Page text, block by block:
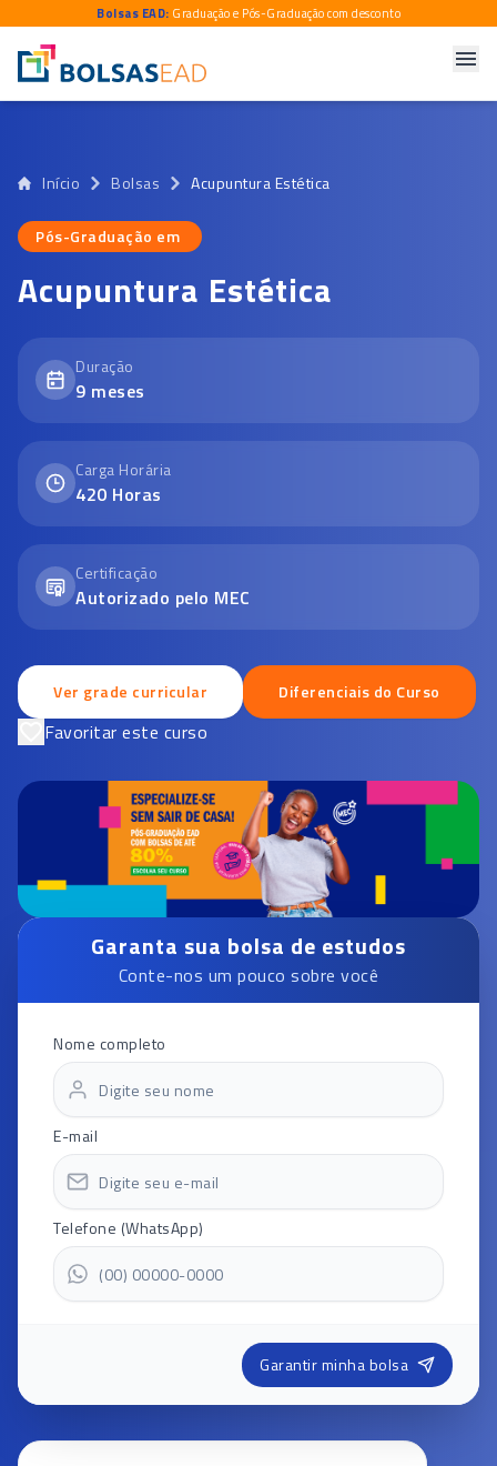
Bolsas EAD: Graduação e Pós-Graduação com desconto
Início Bolsas Acupuntura Estética
Pós-Graduação em
Pós-Graduação em
Acupuntura Estética
Duração
9 meses
Carga Horária
420 Horas
Certificação
Autorizado pelo MEC
Ver grade curricular Diferenciais do Curso
Favoritar este curso
Garanta sua bolsa de estudos
Conte-nos um pouco sobre você
Nome completo
E-mail
Telefone (WhatsApp)
Garantir minha bolsa